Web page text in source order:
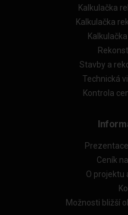
Kalkulačka
Kalkulačka
Stavby a
Technická
Kontrola
Ceník
O projektu
Možnosti bližší